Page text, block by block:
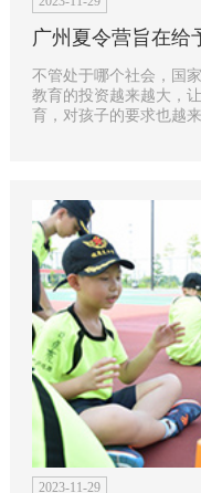
广州夏令营旨在给
不管处于哪个社会，国
教育的投资越来越大，
育，对孩子的要求也越
2023-11-29